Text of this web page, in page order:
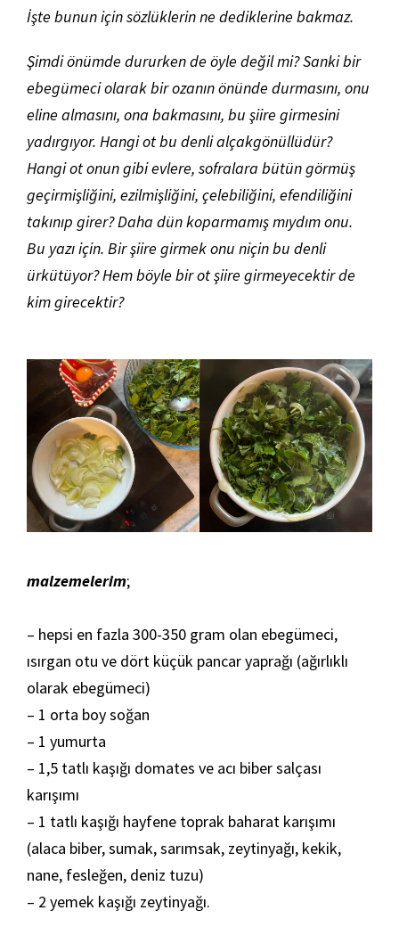
İşte bunun için sözlüklerin ne dediklerine bakmaz.
Şimdi önümde dururken de öyle değil mi? Sanki bir
ebegümeci olarak bir ozanın önünde durmasını, onu
eline almasını, ona bakmasını, bu şiire girmesini
yadırgıyor. Hangi ot bu denli alçakgönüllüdür?
Hangi ot onun gibi evlere, sofralara bütün görmüş
geçirmişliğini, ezilmişliğini, çelebiliğini, efendiliğini
takınıp girer? Daha dün koparmamış mıydım onu.
Bu yazı için. Bir şiire girmek onu niçin bu denli
ürkütüyor? Hem böyle bir ot şiire girmeyecektir de
kim girecektir?
malzemelerim;
– hepsi en fazla 300-350 gram olan ebegümeci,
ısırgan otu ve dört küçük pancar yaprağı (ağırlıklı
olarak ebegümeci)
– 1 orta boy soğan
– 1 yumurta
– 1,5 tatlı kaşığı domates ve acı biber salçası
karışımı
– 1 tatlı kaşığı hayfene toprak baharat karışımı
(alaca biber, sumak, sarımsak, zeytinyağı, kekik,
nane, fesleğen, deniz tuzu)
– 2 yemek kaşığı zeytinyağı.